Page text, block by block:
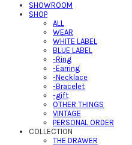
SHOWROOM
SHOP
ALL
WEAR
WHITE LABEL
BLUE LABEL
-Ring
-Earring
-Necklace
-Bracelet
-gift
OTHER THINGS
VINTAGE
PERSONAL ORDER
COLLECTION
THE DRAWER